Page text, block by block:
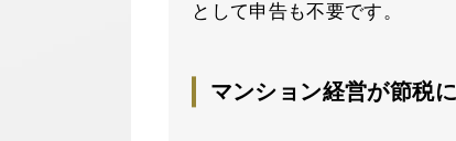
として申告も不要です。
マンション経営が節税